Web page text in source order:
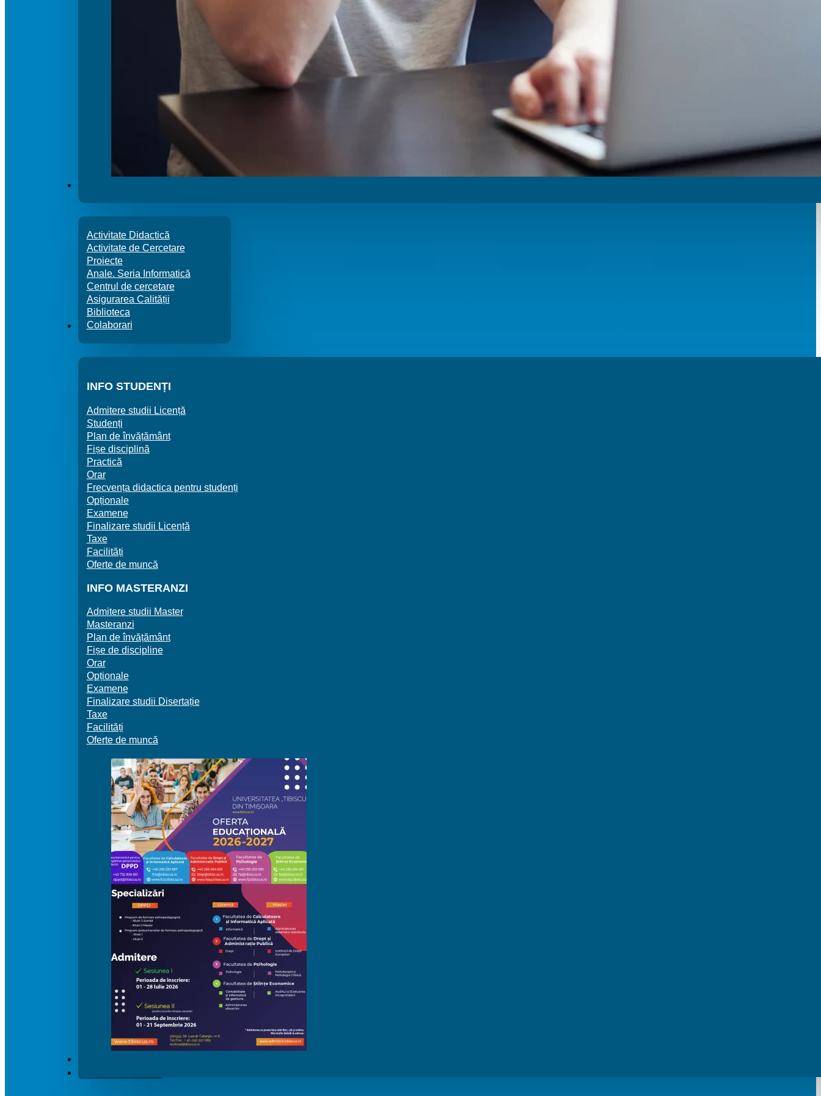
Activitate Didactică
Activitate de Cercetare
Proiecte
Anale. Seria Informatică
Centrul de cercetare
Asigurarea Calității
Biblioteca
Colaborari
STUNDENȚI / MASTERANZI
INFO STUDENȚI
Admitere studii Licență
Studenți
Plan de învățământ
Fișe disciplină
Practică
Orar
Frecvența didactica pentru studenți
Opționale
Examene
Finalizare studii Licență
Taxe
Facilități
Oferte de muncă
INFO MASTERANZI
Admitere studii Master
Masteranzi
Plan de învățământ
Fișe de discipline
Orar
Opționale
Examene
Finalizare studii Disertație
Taxe
Facilități
Oferte de muncă